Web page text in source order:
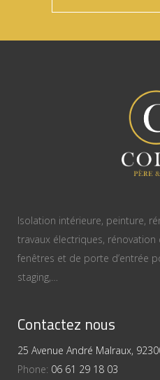
Isolation intérieure, peinture,
travaux électriques,
fenêtres et de porte d’entrée
staging,…
Contactez nous
25 Avenue André Malraux,
Phone: 06 61 29 18 03